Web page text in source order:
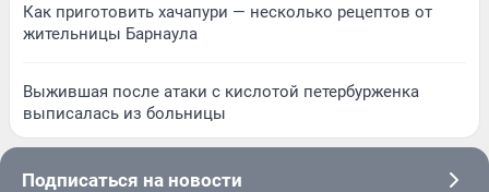
Как приготовить хачапури — несколько рецептов от
жительницы Барнаула
Выжившая после атаки с кислотой петербурженка
выписалась из больницы
Подписаться на новости